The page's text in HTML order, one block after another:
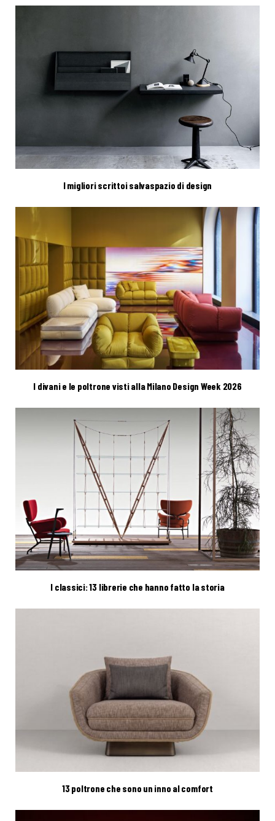
I migliori scrittoi salvaspazio di design
I divani e le poltrone visti alla Milano Design Week 2026
I classici: 13 librerie che hanno fatto la storia
13 poltrone che sono un inno al comfort